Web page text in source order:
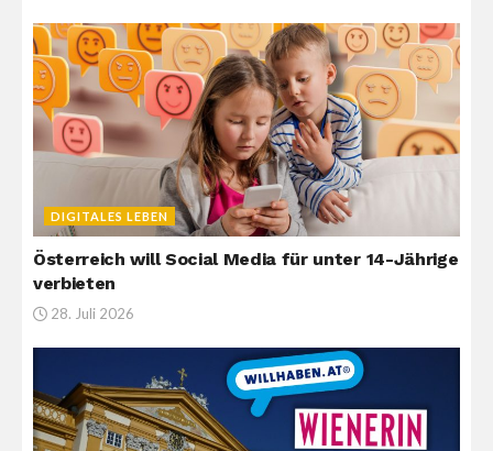
DIGITALES LEBEN
Österreich will Social Media für unter 14-Jährige
verbieten
28. Juli 2026